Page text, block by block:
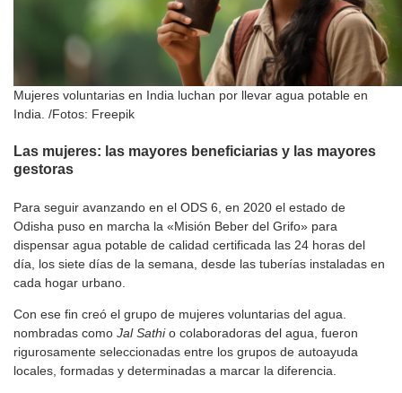
Mujeres voluntarias en India luchan por llevar agua potable en
India. /Fotos: Freepik
Las mujeres: las mayores beneficiarias y las mayores
gestoras
Para seguir avanzando en el ODS 6, en 2020 el estado de
Odisha puso en marcha la «Misión Beber del Grifo» para
dispensar agua potable de calidad certificada las 24 horas del
día, los siete días de la semana, desde las tuberías instaladas en
cada hogar urbano.
Con ese fin creó el grupo de mujeres voluntarias del agua.
nombradas como Jal Sathio colaboradoras del agua, fueron
rigurosamente seleccionadas entre los grupos de autoayuda
locales, formadas y determinadas a marcar la diferencia.